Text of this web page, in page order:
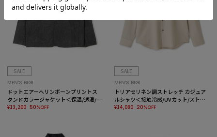
SALE
MEN’S BIGI
ドットエアーヘリンボーンプリントス
タンドカラージャケット＜保温/透湿/撥
水/防シワ/ストレッチ＞
¥13,200 50%OFF
SALE
MEN’S BIGI
トリアセリネン調ストレッチ カジュア
ルシャツ＜接触冷感/UVカット/ストレ
ッチ/防シワ/EASY CARE＞
¥14,080 20%OFF